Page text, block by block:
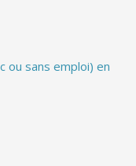
ou sans emploi) en